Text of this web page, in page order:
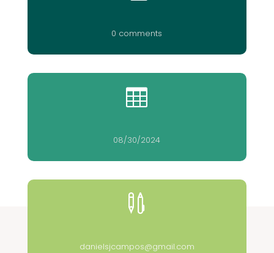
0 comments

08/30/2024

danielsjcampos@gmail.com